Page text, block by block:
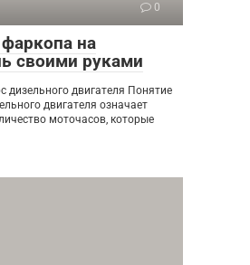
0
на
своими руками
дизельного двигателя Понятие
двигателя означает
моточасов, которые